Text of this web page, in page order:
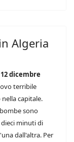
Algeria
dicembre
terribile
capitale.
sono
dieci minuti di
dall'altra. Per